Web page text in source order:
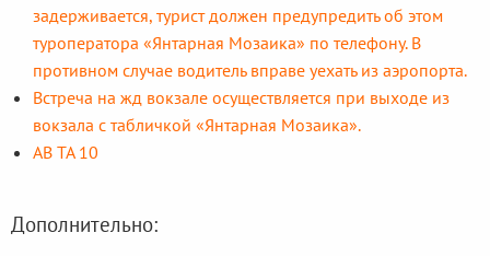
задерживается, турист должен предупредить об этом
туроператора «Янтарная Мозаика» по телефону. В
противном случае водитель вправе уехать из аэропорта.
Встреча на жд вокзале осуществляется при выходе из
вокзала с табличкой «Янтарная Мозаика».
АВ ТА 10
Дополнительно: